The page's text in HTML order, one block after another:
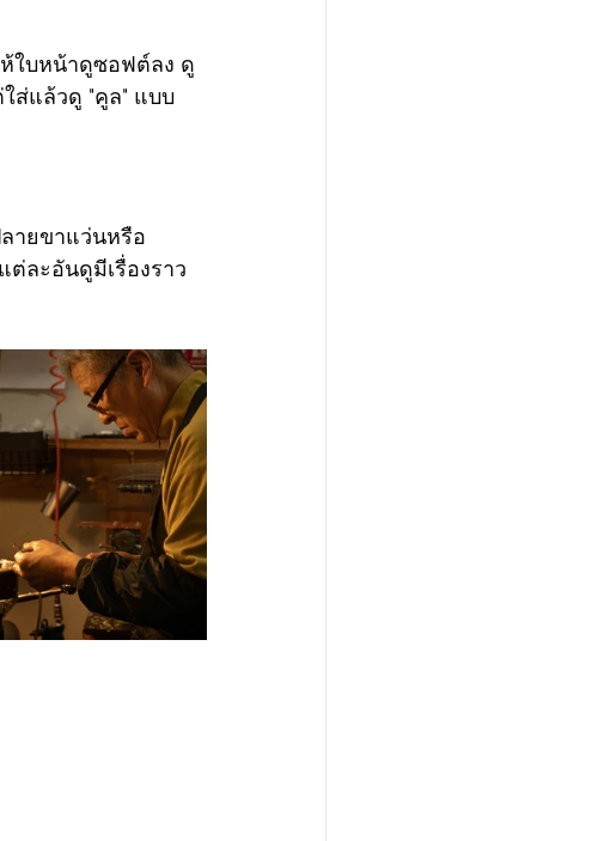
ใบหน้าดูซอฟต์ลง ดู
ส่แล้วดู "คูล" แบบ
ายขาแว่นหรือ
ละอันดูมีเรื่องราว